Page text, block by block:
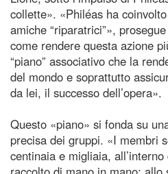
collette». «Philéas ha
amiche “riparatrici”»,
come rendere questa azione
“piano” associativo che la
del mondo e soprattutto
da lei, il successo dell’opera».
Questo «piano» si fonda su
precisa dei gruppi. «I membri
centinaia e migliaia,